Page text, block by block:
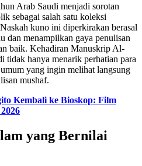
Arab Saudi menjadi sorotan
sebagai salah satu koleksi
kuno ini diperkirakan berasal
dan menampilkan gaya penulisan
baik. Kehadiran Manuskrip Al-
tidak hanya menarik perhatian para
yang ingin melihat langsung
mushaf.
Kembali ke Bioskop: Film
yang Bernilai